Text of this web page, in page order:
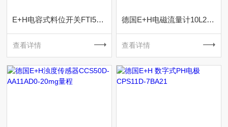
E+H电容式料位开关FTI56-AAC1RV143A1A经销
查看详情
德国E+H电磁流量计10L25系列源头采购
查看详情